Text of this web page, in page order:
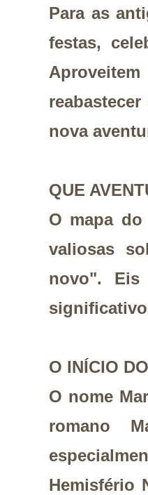
Para as
festas,
nova
QUE
O mapa
valiosas
novo".
O INÍCIO
O nome
romano
Hemisfério